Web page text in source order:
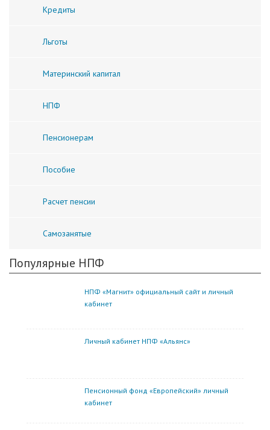
Кредиты
Льготы
Материнский капитал
НПФ
Пенсионерам
Пособие
Расчет пенсии
Самозанятые
Популярные НПФ
НПФ «Магнит» официальный сайт и личный
кабинет
Личный кабинет НПФ «Альянс»
Пенсионный фонд «Европейский» личный
кабинет